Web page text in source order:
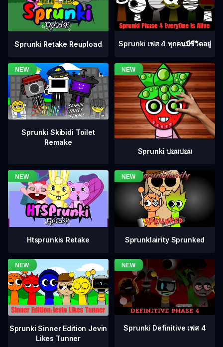
Sprunki Retake Reupload Sprunki เฟส 4 ทุกคนมีชีวิตอยู่
Sprunki Skibidi Toilet
Remake
Sprunki ปอมปอม
Htsprunkis Retake Sprunklairity Sprunked
Sprunki Sinner Edition Jevin
Likes Tunner
Sprunki Definitive เฟส 4